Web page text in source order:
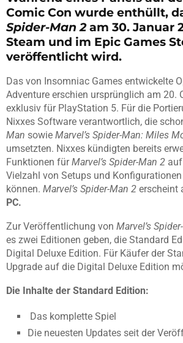
Comic Con wurde enthüllt,
Spider-Man 2am 30. Januar
Steam und im Epic Games
veröffentlicht wird.
Das von Insomniac Games entwickelte
Adventure erschien ursprünglich am 20.
exklusiv für PlayStation 5. Für die
Nixxes Software verantwortlich, die
Man sowie Marvel’s Spider-Man: Miles
umsetzten. Nixxes kündigten bereits
Funktionen fürMarvel’s Spider-Man 2
Vielzahl von Setups und
können. Marvel’s Spider-Man 2 erscheint
PC.
Zur Veröffentlichung von Marvel’s
es zwei Editionen geben, die Standard
Digital Deluxe Edition. Für Käufer der
Upgrade auf die Digital Deluxe Edition
Die Inhalte der Standard Edition:
Das komplette Spiel
Die neuesten Updates seit der